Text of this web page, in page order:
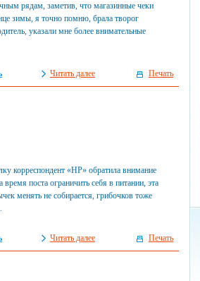
рядам, заметив, что магазинные чеки
зимы, я точно помню, брала творог
указали мне более внимательные
Читать далее Печать
корреспондент «НР» обратила внимание
поста ограничить себя в питании, эта
менять не собирается, грибочков тоже
Читать далее Печать